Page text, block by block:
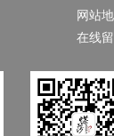
网站
在线